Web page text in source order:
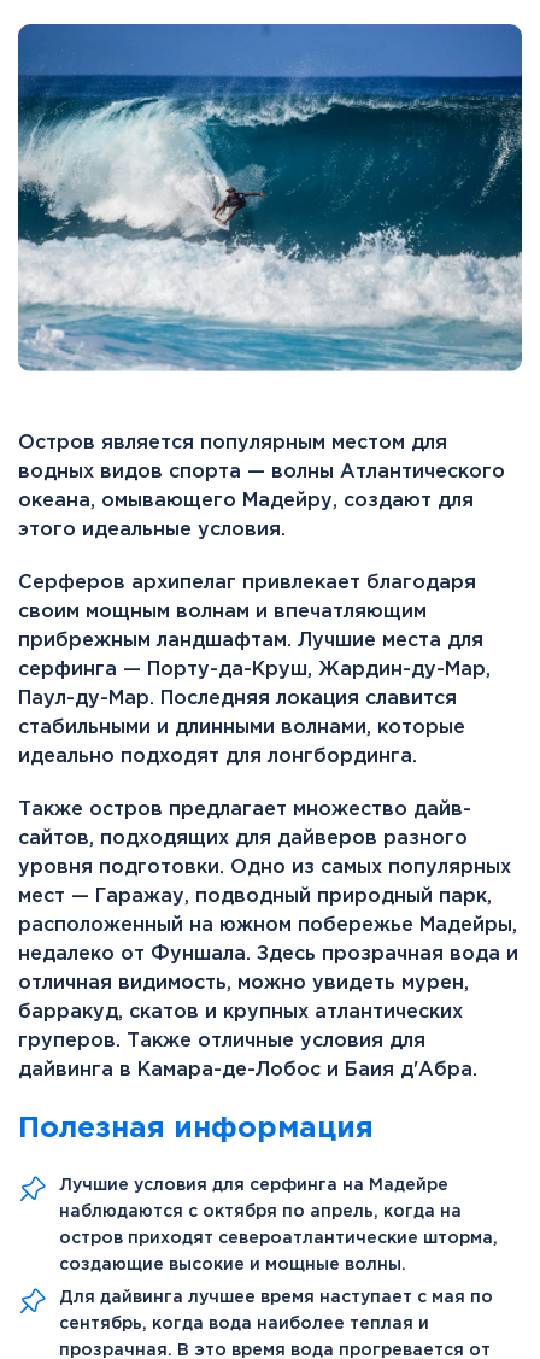
Остров является популярным местом для
водных видов спорта — волны Атлантического
океана, омывающего Мадейру, создают для
этого идеальные условия.
Серферов архипелаг привлекает благодаря
своим мощным волнам и впечатляющим
прибрежным ландшафтам. Лучшие места для
серфинга — Порту-да-Круш, Жардин-ду-Мар,
Паул-ду-Мар. Последняя локация славится
стабильными и длинными волнами, которые
идеально подходят для лонгбординга.
Также остров предлагает множество дайв-
сайтов, подходящих для дайверов разного
уровня подготовки. Одно из самых популярных
мест — Гаражау, подводный природный парк,
расположенный на южном побережье Мадейры,
недалеко от Фуншала. Здесь прозрачная вода и
отличная видимость, можно увидеть мурен,
барракуд, скатов и крупных атлантических
груперов. Также отличные условия для
дайвинга в Камара-де-Лобос и Баия д'Абра.
Полезная информация
Лучшие условия для серфинга на Мадейре
наблюдаются с октября по апрель, когда на
остров приходят североатлантические шторма,
создающие высокие и мощные волны.
Для дайвинга лучшее время наступает с мая по
сентябрь, когда вода наиболее теплая и
прозрачная. В это время вода прогревается от